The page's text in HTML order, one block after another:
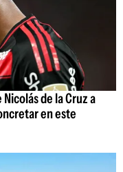
de la Cruz a
en este